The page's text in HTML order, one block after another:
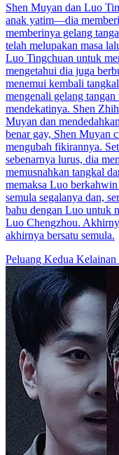
Shen Muyan dan Luo
anak yatim—dia
memberinya gelang
telah melupakan masa
Luo Tingchuan untuk
mengetahui dia juga
menemui kembali
mengenali gelang
mendekatinya. Shen
Muyan dan
benar gay, Shen
mengubah fikirannya.
sebenarnya lurus, dia
memusnahkan tangkal
memaksa Luo
semula segalanya dan,
bahu dengan Luo untuk
Luo Chengzhou.
akhirnya bersatu semula.
Peluang Kedua Kelainan